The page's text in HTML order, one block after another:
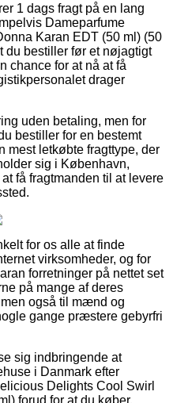
1 dags fragt på en lang
Dameparfume
Karan EDT (50 ml) (50
du bestiller før et nøjagtigt
chance for at nå at få
drager
uden betaling, men for
bestiller for en bestemt
mest letkøbte fragttype, der
sig i København,
få fragtmanden til at levere
for os alle at finde
virksomheder, og for
forretninger på nettet set
på mange af deres
også til mænd og
gange præstere gebyrfri
sig indbringende at
i Danmark efter
Delights Cool Swirl
forud for at du køber,